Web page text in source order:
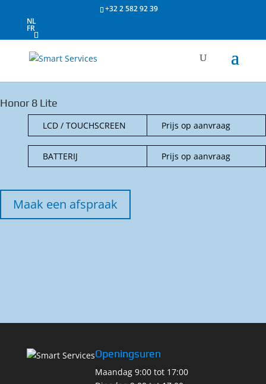
+32 2 582 92 39
NL
FR
Honor 8 Lite
LCD / TOUCHSCREEN Prijs op aanvraag
BATTERIJ Prijs op aanvraag
Maak een afspraak
Openingsuren
Maandag 9:00 tot 17:00